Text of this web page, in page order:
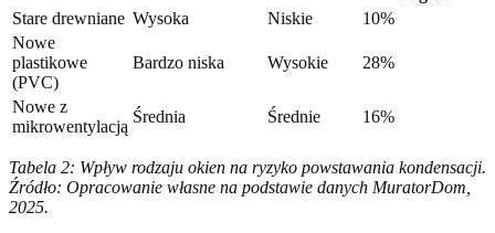
Stare drewniane Wysoka Niskie
10%
Nowe
plastikowe
(PVC)
Bardzo niska Wysokie 28%
Nowe z
mikrowentylacją
Średnia Średnie 16%
Tabela 2: Wpływ rodzaju okien na ryzyko powstawania kondensacji.
Źródło: Opracowanie własne na podstawie danych MuratorDom,
2025.